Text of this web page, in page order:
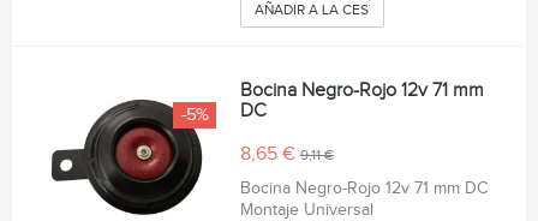
AÑADIR A LA CESTA
-5%
Bocina Negro-Rojo 12v 71 mm
DC
8,65 €9,11 €
Bocina Negro-Rojo 12v 71 mm DC
Montaje Universal